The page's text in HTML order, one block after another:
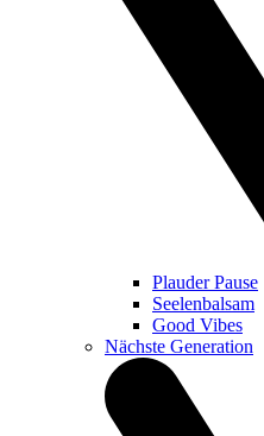
Plauder Pause
Seelenbalsam
Good Vibes
Nächste Generation